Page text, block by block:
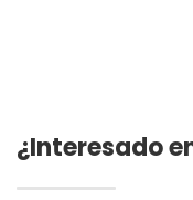
¿Interesado